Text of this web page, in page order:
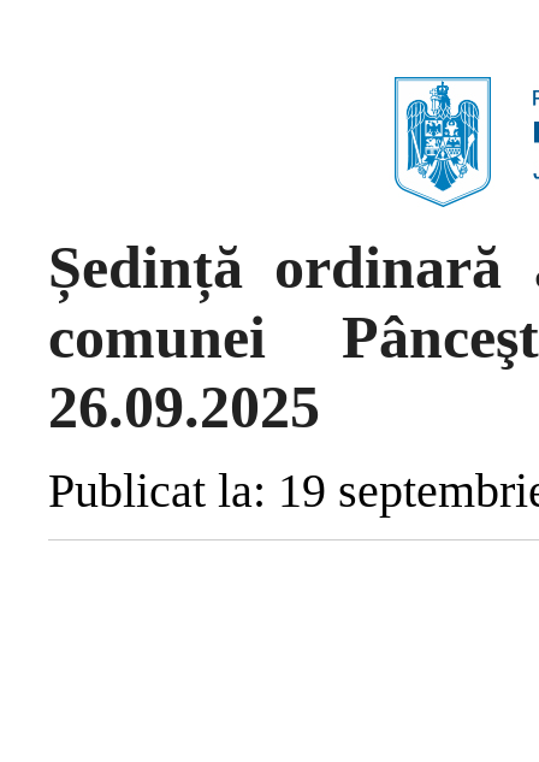
Ședință
comunei
26.09.2025
Publicat la: 19